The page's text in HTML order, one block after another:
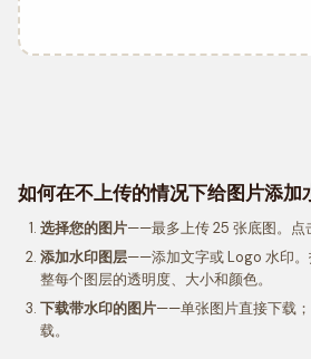
如何在不上传的情况下给图片添加
选择您的图片——最多上传 25 张底图。点
添加水印图层——添加文字或 Logo 水印。
整每个图层的透明度、大小和颜色。
下载带水印的图片——单张图片直接下载
载。